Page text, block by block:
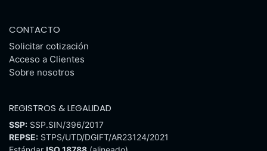
CONTACTO
Solicitar cotización
Acceso a Clientes
Sobre nosotros
REGISTROS & LEGALIDAD
SSP: SSP.SIN/396/2017
REPSE: STPS/UTD/DGIFT/AR23124/2021